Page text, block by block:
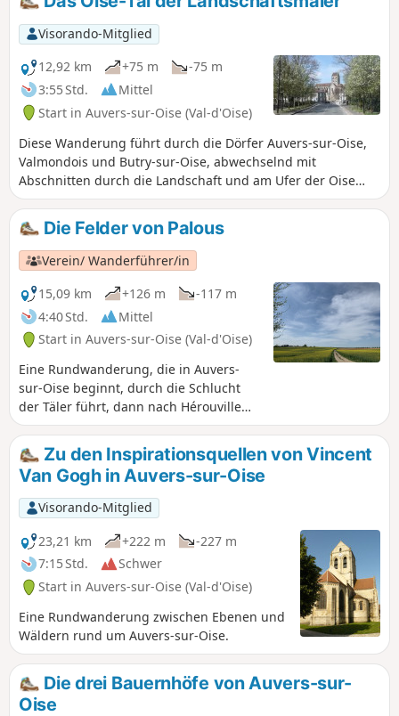
Visorando-Mitglied
12,92 km
+75 m
-75 m
3:55 Std.
Mittel
Start in Auvers-sur-Oise (Val-d'Oise)
Diese Wanderung führt durch die Dörfer Auvers-sur-Oise,
Valmondois und Butry-sur-Oise, abwechselnd mit
Abschnitten durch die Landschaft und am Ufer der Oise
entlang. All diese Orte lieferten den Landschaftsmalern,
insbesondere Dupré, Daubigny und Pissarro, den
Vorläufern der Impressionisten, vielfältige Motive für ihre
Bilder. Auch heute noch strahlt diese Region zu jeder
Jahreszeit viel Charme aus.
Die Felder von Palous
Verein/ Wanderführer/in
15,09 km
+126 m
-117 m
4:40 Std.
Mittel
Start in Auvers-sur-Oise (Val-d'Oise)
Eine Rundwanderung, die in Auvers-
sur-Oise beginnt, durch die Schlucht
der Täler führt, dann nach Hérouville
hinaufsteigt und über die Felder Palous
und Chaponval zurück nach Auvers
führt.Zu den Inspirationsquellen von Vincent
Van Gogh in Auvers-sur-Oise
Visorando-Mitglied
23,21 km
+222 m
-227 m
7:15 Std.
Schwer
Start in Auvers-sur-Oise (Val-d'Oise)
Eine Rundwanderung zwischen Ebenen und
Wäldern rund um Auvers-sur-Oise.
Die drei Bauernhöfe von Auvers-sur-
Oise